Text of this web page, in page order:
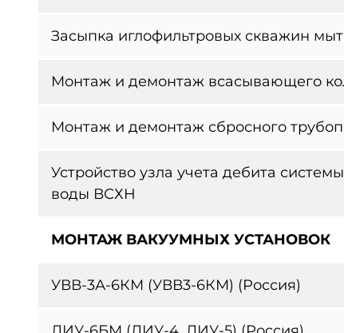
Засыпка иглофильтровых скважин
Монтаж и демонтаж всасывающего
Монтаж и демонтаж сбросного
Устройство узла учета дебита
воды ВСХН
МОНТАЖ ВАКУУМНЫХ УСТАНОВОК
УВВ-3А-6КМ (УВВ3-6КМ) (Россия)